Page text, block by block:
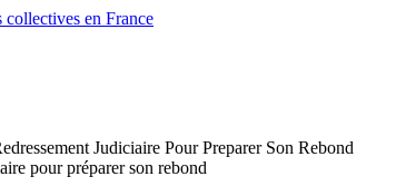
collectives en France
Judiciaire Pour Preparer Son Rebond